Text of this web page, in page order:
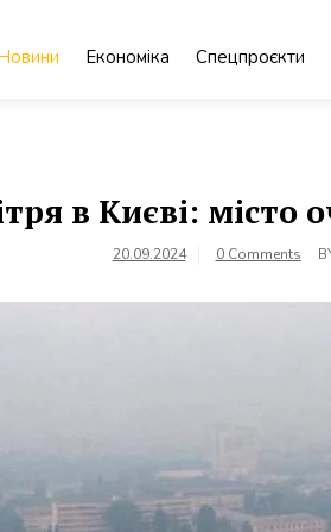
Економіка Спецпроєкти
в Києві: місто
20.09.2024 0 Comments